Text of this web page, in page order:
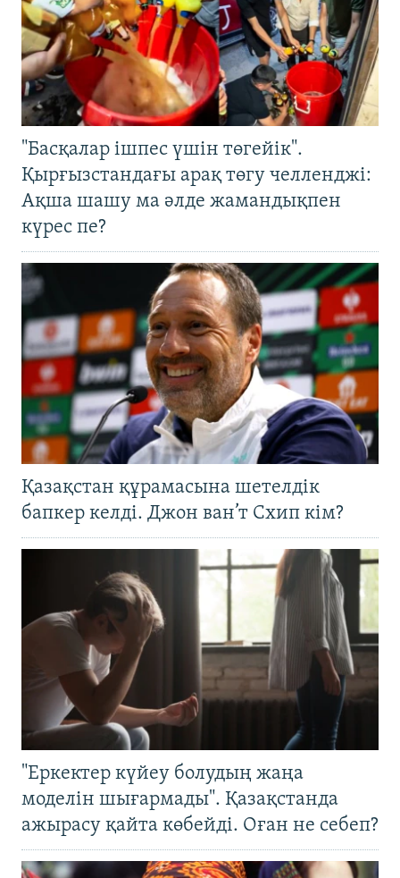
"Басқалар ішпес үшін төгейік".
Қырғызстандағы арақ төгу челленджі:
Ақша шашу ма әлде жамандықпен
күрес пе?
Қазақстан құрамасына шетелдік
бапкер келді. Джон ван’т Схип кім?
"Еркектер күйеу болудың жаңа
моделін шығармады". Қазақстанда
ажырасу қайта көбейді. Оған не себеп?